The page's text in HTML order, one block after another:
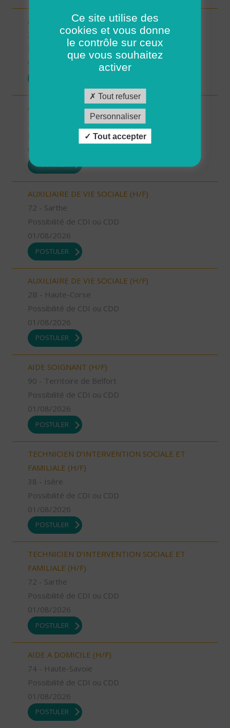
AIDE A DOMICILE (H/F)
34 - Hérault
Possibilité de CDI ou CDD
AIDE A DOMICILE (H/F)
2B - Haute-Corse
Possibilité de CDI ou CDD
POSTULER
AUXILIAIRE DE VIE SOCIALE (H/F)
72 - Sarthe
Possibilité de CDI ou CDD
01/08/2026
POSTULER
AUXILIAIRE DE VIE SOCIALE (H/F)
2B - Haute-Corse
Possibilité de CDI ou CDD
01/08/2026
POSTULER
AIDE SOIGNANT (H/F)
90 - Territoire de Belfort
Possibilité de CDI ou CDD
01/08/2026
POSTULER
TECHNICIEN D’INTERVENTION SOCIALE ET
FAMILIALE (H/F)
38 - Isère
Possibilité de CDI ou CDD
01/08/2026
POSTULER
TECHNICIEN D’INTERVENTION SOCIALE ET
FAMILIALE (H/F)
72 - Sarthe
Possibilité de CDI ou CDD
01/08/2026
POSTULER
AIDE A DOMICILE (H/F)
74 - Haute-Savoie
Possibilité de CDI ou CDD
01/08/2026
POSTULER
Ce site utilise des
cookies et vous donne
le contrôle sur ceux
que vous souhaitez
activer
Tout refuser
Personnaliser
Tout accepter